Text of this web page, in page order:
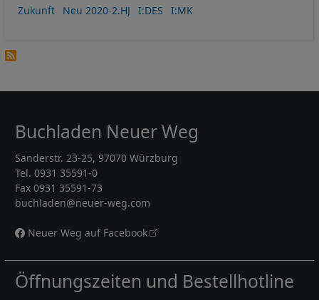
Zukunft
Neu 2020-2.HJ I:DES I:MK
Buchladen Neuer Weg
Sanderstr. 23-25, 97070 Würzburg
Tel. 0931 35591-0
Fax 0931 35591-73
buchladen@neuer-weg.com
Neuer Weg auf Facebook
Öffnungszeiten und Bestellhotline